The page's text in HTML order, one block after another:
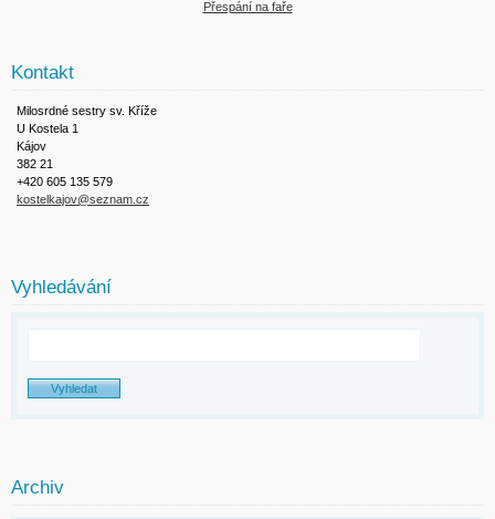
Přespání na faře
Kontakt
Milosrdné sestry sv. Kříže
U Kostela 1
Kájov
382 21
+420 605 135 579
kostelkajov@seznam.cz
Vyhledávání
Archiv